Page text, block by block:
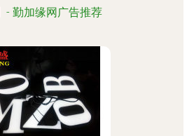
- 勤加缘网广告推荐